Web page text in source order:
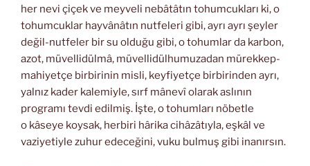
her nevi çiçek ve meyveli nebâtâtın tohumcukları ki, o
tohumcuklar hayvânâtın nutfeleri gibi, ayrı ayrı şeyler
değil-nutfeler bir su olduğu gibi, o tohumlar da karbon,
azot, müvellidülmâ, müvellidülhumuzadan mürekkep-
mahiyetçe birbirinin misli, keyfiyetçe birbirinden ayrı,
yalnız kader kalemiyle, sırf mânevî olarak aslının
programı tevdi edilmiş. İşte, o tohumları nöbetle
o kâseye koysak, herbiri hârika cihâzâtıyla, eşkâl ve
vaziyetiyle zuhur edeceğini, vuku bulmuş gibi inanırsın.